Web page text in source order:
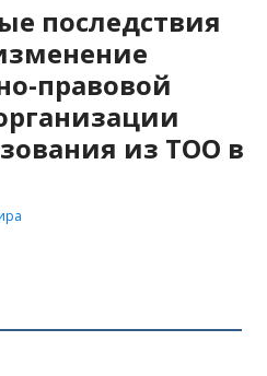
последствия
правовой
из ТОО в